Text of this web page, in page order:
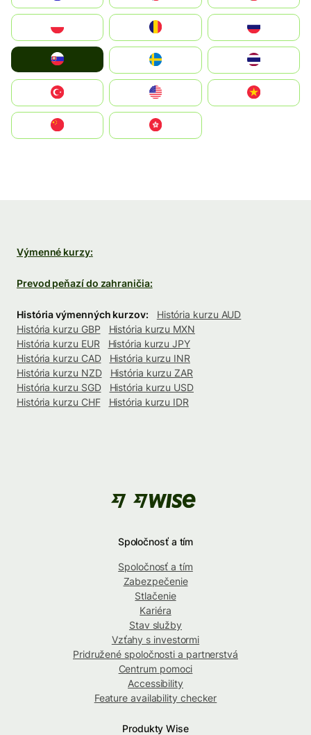
United States
中國香港特別行政區
Výmenné kurzy:
Prevod peňazí do zahraničia:
História výmenných kurzov:
História kurzu AUD
História kurzu GBP
História kurzu MXN
História kurzu EUR
História kurzu JPY
História kurzu CAD
História kurzu INR
História kurzu NZD
História kurzu ZAR
História kurzu SGD
História kurzu USD
História kurzu CHF
História kurzu IDR
Spoločnosť a tím
Spoločnosť a tím
Zabezpečenie
Stlačenie
Kariéra
Stav služby
Vzťahy s investormi
Pridružené spoločnosti a partnerstvá
Centrum pomoci
Accessibility
Feature availability checker
Produkty Wise